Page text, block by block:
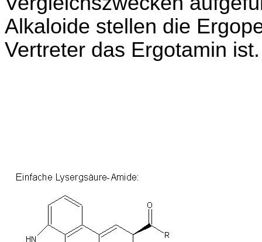
Alkaloide stellen die
Vertreter das Ergotamin ist.